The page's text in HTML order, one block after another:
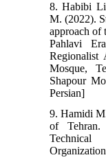
8. Habibi
M. (2022).
approach of
Pahlavi
Regionalist
Mosque,
Shapour
Persian]
9. Hamidi
of Tehran.
Technical